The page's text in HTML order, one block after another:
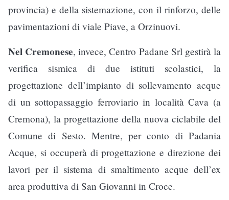
provincia) e della sistemazione, con il rinforzo, delle
pavimentazioni di viale Piave, a Orzinuovi.
Nel Cremonese, invece, Centro Padane Srl gestirà la
verifica sismica di due istituti scolastici, la
progettazione dell’impianto di sollevamento acque
di un sottopassaggio ferroviario in località Cava (a
Cremona), la progettazione della nuova ciclabile del
Comune di Sesto. Mentre, per conto di Padania
Acque, si occuperà di progettazione e direzione dei
lavori per il sistema di smaltimento acque dell’ex
area produttiva di San Giovanni in Croce.